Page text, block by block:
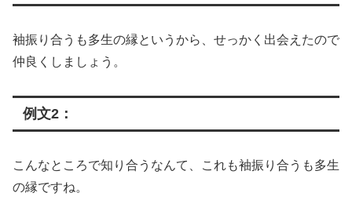
袖振り合うも多生の縁というから、せっかく出会えたので
仲良くしましょう。
例文2：
こんなところで知り合うなんて、これも袖振り合うも多生
の縁ですね。